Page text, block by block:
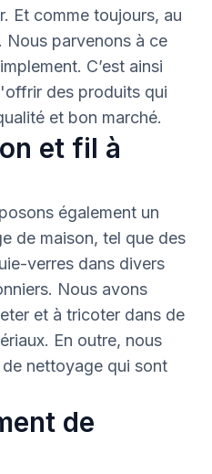
Et comme toujours, au
Nous parvenons à ce
C’est ainsi
des produits qui
et bon marché.
et fil à
également un
de maison, tel que des
verres dans divers
Nous avons
et à tricoter dans de
En outre, nous
nettoyage qui sont
de